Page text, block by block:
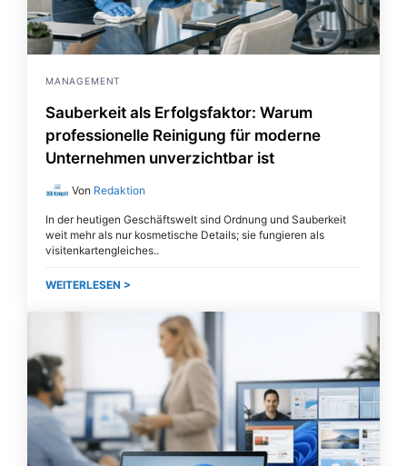
MANAGEMENT
Sauberkeit als Erfolgsfaktor: Warum
professionelle Reinigung für moderne
Unternehmen unverzichtbar ist
Von Redaktion
In der heutigen Geschäftswelt sind Ordnung und Sauberkeit
weit mehr als nur kosmetische Details; sie fungieren als
visitenkartengleiches
WEITERLESEN >